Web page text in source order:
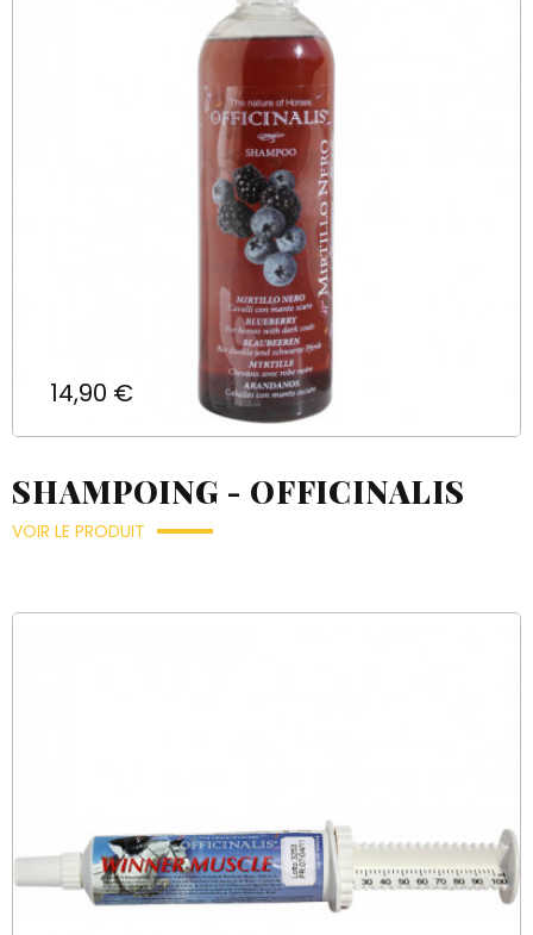
Prix
14,90 €
SHAMPOING - OFFICINALIS
VOIR LE PRODUIT